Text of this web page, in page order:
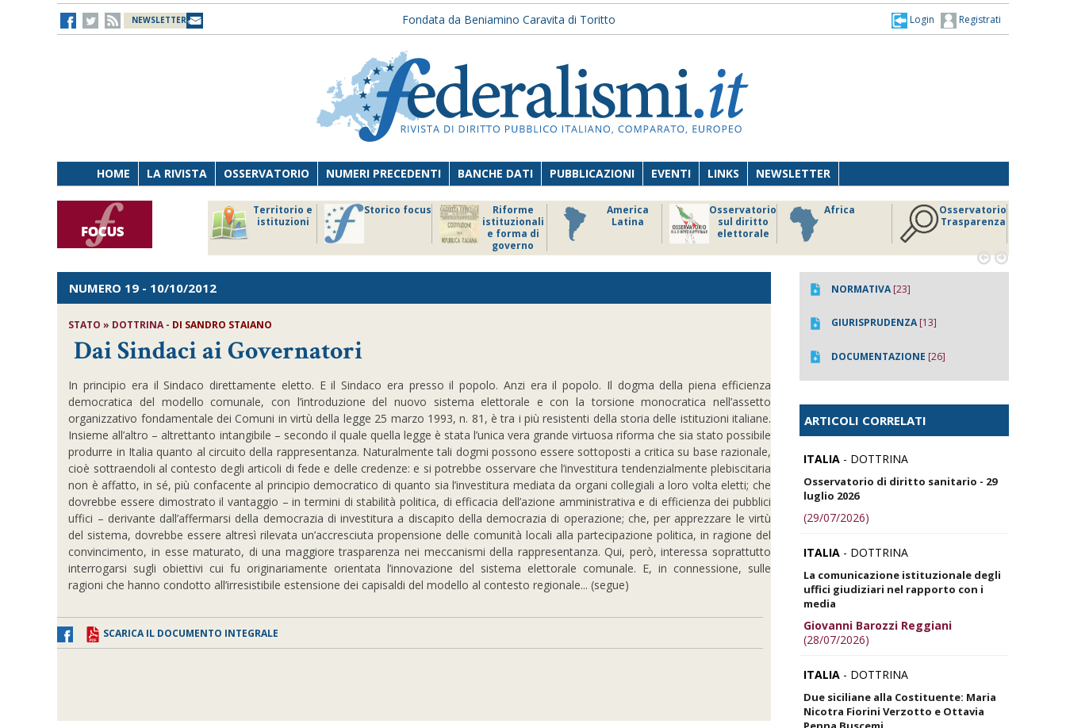
NEWSLETTER Fondata da Beniamino Caravita di Toritto Registrati
Login
HOME LA RIVISTA OSSERVATORIO NUMERI PRECEDENTI BANCHE DATI PUBBLICAZIONI EVENTI LINKS NEWSLETTER
Territorio e
istituzioni
Storico focus
Riforme
istituzionali
e forma di
governo
America
Latina
Osservatorio
sul diritto
elettorale
Africa
Osservatorio
Trasparenza
 
NUMERO 19 - 10/10/2012
STATO » DOTTRINA - DI SANDRO STAIANO
Dai Sindaci ai Governatori
In principio era il Sindaco direttamente eletto. E il Sindaco era presso il popolo. Anzi era il popolo. Il dogma della piena efficienza
democratica del modello comunale, con l’introduzione del nuovo sistema elettorale e con la torsione monocratica nell’assetto
organizzativo fondamentale dei Comuni in virtù della legge 25 marzo 1993, n. 81, è tra i più resistenti della storia delle istituzioni italiane.
Insieme all’altro – altrettanto intangibile – secondo il quale quella legge è stata l’unica vera grande virtuosa riforma che sia stato possibile
produrre in Italia quanto al circuito della rappresentanza. Naturalmente tali dogmi possono essere sottoposti a critica su base razionale,
cioè sottraendoli al contesto degli articoli di fede e delle credenze: e si potrebbe osservare che l’investitura tendenzialmente plebiscitaria
non è affatto, in sé, più confacente al principio democratico di quanto sia l’investitura mediata da organi collegiali a loro volta eletti; che
dovrebbe essere dimostrato il vantaggio – in termini di stabilità politica, di efficacia dell’azione amministrativa e di efficienza dei pubblici
uffici – derivante dall’affermarsi della democrazia di investitura a discapito della democrazia di operazione; che, per apprezzare le virtù
del sistema, dovrebbe essere altresì rilevata un’accresciuta propensione delle comunità locali alla partecipazione politica, in ragione del
convincimento, in esse maturato, di una maggiore trasparenza nei meccanismi della rappresentanza. Qui, però, interessa soprattutto
interrogarsi sugli obiettivi cui fu originariamente orientata l’innovazione del sistema elettorale comunale. E, in connessione, sulle
ragioni che hanno condotto all’irresistibile estensione dei capisaldi del modello al contesto regionale... (segue)
SCARICA IL DOCUMENTO INTEGRALE
NORMATIVA[23]
GIURISPRUDENZA[13]
DOCUMENTAZIONE [26]
ARTICOLI CORRELATI
ITALIA - DOTTRINA
Osservatorio di diritto sanitario - 29
luglio 2026
(29/07/2026)
ITALIA - DOTTRINA
La comunicazione istituzionale degli
uffici giudiziari nel rapporto con i
media
Giovanni Barozzi Reggiani
(28/07/2026)
ITALIA - DOTTRINA
Due siciliane alla Costituente: Maria
Nicotra Fiorini Verzotto e Ottavia